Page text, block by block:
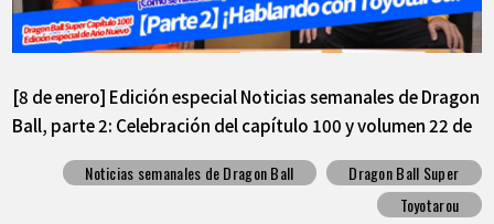
[8 de enero] Edición especial Noticias semanales de Dragon
Ball, parte 2: Celebración del capítulo 100 y volumen 22 de
Noticias semanales de Dragon Ball
Dragon Ball Super
Toyotarou